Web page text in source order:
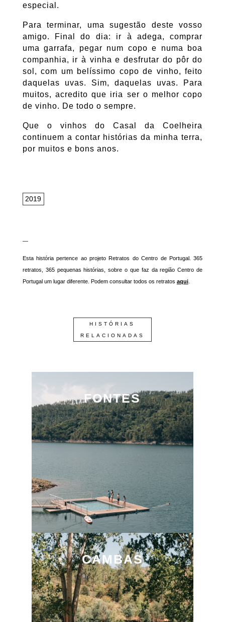
especial.
Para terminar, uma sugestão deste vosso
amigo. Final do dia: ir à adega, comprar
uma garrafa, pegar num copo e numa boa
companhia, ir à vinha e desfrutar do pôr do
sol, com um belíssimo copo de vinho, feito
daquelas uvas. Sim, daquelas uvas. Para
muitos, acredito que iria ser o melhor copo
de vinho. De todo o sempre.
Que o vinhos do Casal da Coelheira
continuem a contar histórias da minha terra,
por muitos e bons anos.
2019
—
Esta história pertence ao projeto Retratos do Centro de Portugal. 365
retratos, 365 pequenas histórias, sobre o que faz da região Centro de
Portugal um lugar diferente. Podem consultar todos os retratos aqui.
HISTÓRIAS
RELACIONADAS
FONTES
CAMBAS